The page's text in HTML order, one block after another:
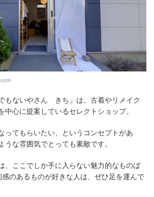
もないやさん きち」は、古着やリメイク
中心に提案しているセレクトショップ。
ってもらいたい、というコンセプトがあ
うな雰囲気でとっても素敵です。
、ここでしか手に入らない魅力的なものば
のあるものが好きな人は、ぜひ足を運んで